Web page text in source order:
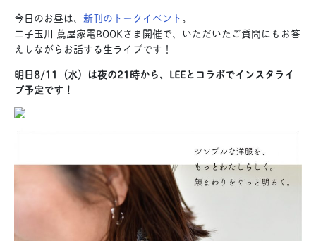
今日のお昼は、 新刊のトークイベント。
二子玉川 蔦屋家電BOOKさま開催で、いただいたご質問にもお答
えしながらお話する生ライブです！
明日8/11（水）は夜の21時から、LEEとコラボでインスタライ
ブ予定です！